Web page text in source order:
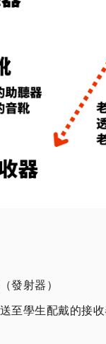
發射器）
至學生配戴的接收